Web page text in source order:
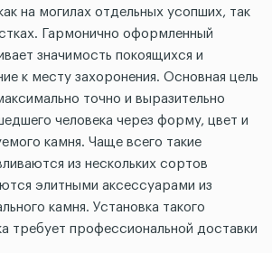
на могилах отдельных усопших, так
Гармонично оформленный
значимость покоящихся и
к месту захоронения. Основная цель
точно и выразительно
человека через форму, цвет и
камня. Чаще всего такие
из нескольких сортов
элитными аксессуарами из
камня. Установка такого
требует профессиональной доставки